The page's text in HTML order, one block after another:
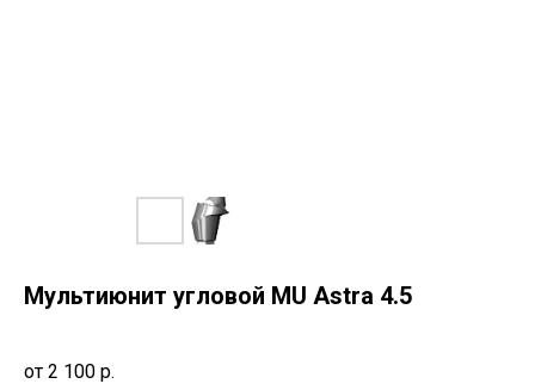
Мультиюнит угловой MU Astra 4.5
2 100 р.